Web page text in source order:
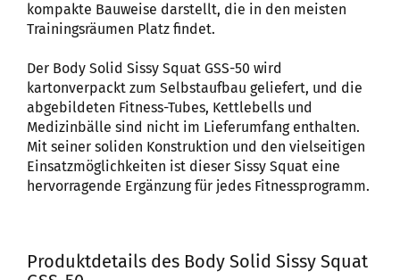
kompakte Bauweise darstellt, die in den meisten
Trainingsräumen Platz findet.
Der Body Solid Sissy Squat GSS-50 wird
kartonverpackt zum Selbstaufbau geliefert, und die
abgebildeten Fitness-Tubes, Kettlebells und
Medizinbälle sind nicht im Lieferumfang enthalten.
Mit seiner soliden Konstruktion und den vielseitigen
Einsatzmöglichkeiten ist dieser Sissy Squat eine
hervorragende Ergänzung für jedes Fitnessprogramm.
Produktdetails des Body Solid Sissy Squat